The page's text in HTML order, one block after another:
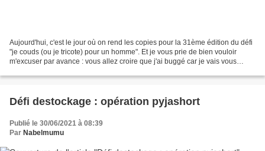
Aujourd'hui, c'est le jour où on rend les copies pour la 31ème édition du défi
"je couds (ou je tricote) pour un homme". Et je vous prie de bien vouloir
m'excuser par avance : vous allez croire que j'ai buggé car je vais vous
Défi destockage : opération pyjashort
Publié le 30/06/2021 à 08:39
Par Nabelmumu